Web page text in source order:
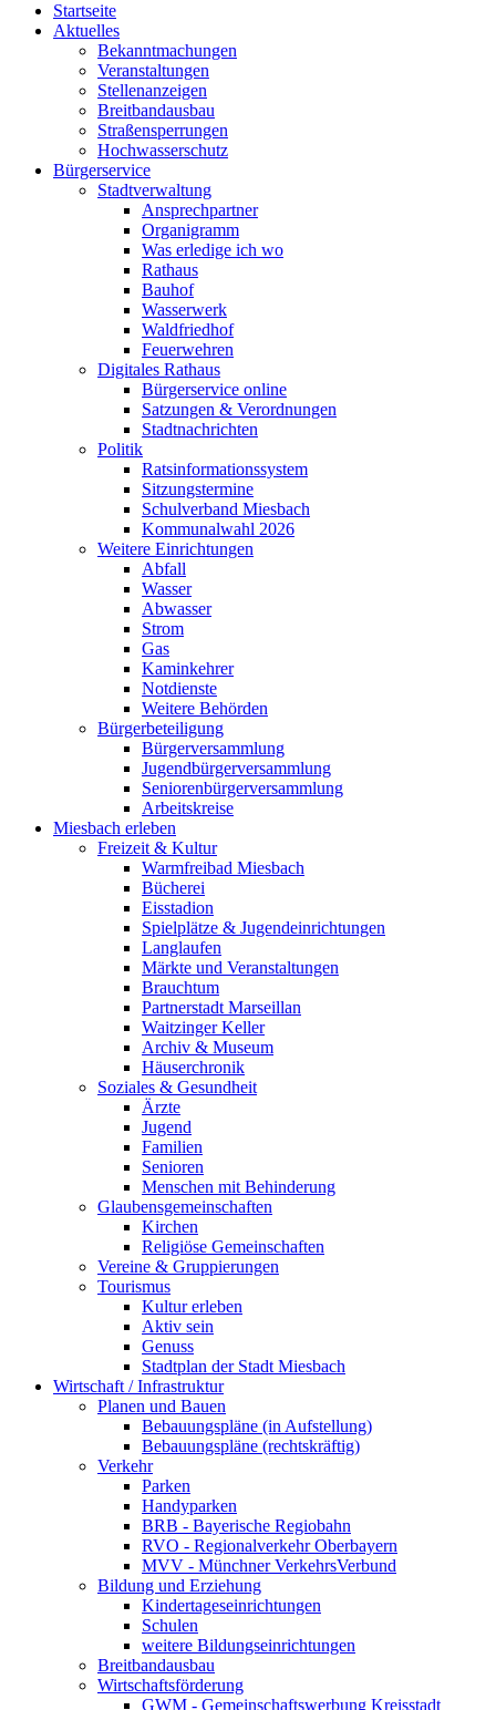
Startseite
Aktuelles
Bekanntmachungen
Veranstaltungen
Stellenanzeigen
Breitbandausbau
Straßensperrungen
Hochwasserschutz
Bürgerservice
Stadtverwaltung
Ansprechpartner
Organigramm
Was erledige ich wo
Rathaus
Bauhof
Wasserwerk
Waldfriedhof
Feuerwehren
Digitales Rathaus
Bürgerservice online
Satzungen & Verordnungen
Stadtnachrichten
Politik
Ratsinformationssystem
Sitzungstermine
Schulverband Miesbach
Kommunalwahl 2026
Weitere Einrichtungen
Abfall
Wasser
Abwasser
Strom
Gas
Kaminkehrer
Notdienste
Weitere Behörden
Bürgerbeteiligung
Bürgerversammlung
Jugendbürgerversammlung
Seniorenbürgerversammlung
Arbeitskreise
Miesbach erleben
Freizeit & Kultur
Warmfreibad Miesbach
Bücherei
Eisstadion
Spielplätze & Jugendeinrichtungen
Langlaufen
Märkte und Veranstaltungen
Brauchtum
Partnerstadt Marseillan
Waitzinger Keller
Archiv & Museum
Häuserchronik
Soziales & Gesundheit
Ärzte
Jugend
Familien
Senioren
Menschen mit Behinderung
Glaubensgemeinschaften
Kirchen
Religiöse Gemeinschaften
Vereine & Gruppierungen
Tourismus
Kultur erleben
Aktiv sein
Genuss
Stadtplan der Stadt Miesbach
Wirtschaft / Infrastruktur
Planen und Bauen
Bebauungspläne (in Aufstellung)
Bebauungspläne (rechtskräftig)
Verkehr
Parken
Handyparken
BRB - Bayerische Regiobahn
RVO - Regionalverkehr Oberbayern
MVV - Münchner VerkehrsVerbund
Bildung und Erziehung
Kindertageseinrichtungen
Schulen
weitere Bildungseinrichtungen
Breitbandausbau
Wirtschaftsförderung
GWM - Gemeinschaftswerbung Kreisstadt